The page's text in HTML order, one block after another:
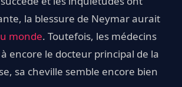
la blessure de Neymar aurait
monde. Toutefois, les médecins
encore le docteur principal de la
sa cheville semble encore bien